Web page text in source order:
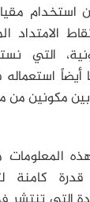
استخدام
الامتداد
التي
مكونين من
المعلومات
كامنة